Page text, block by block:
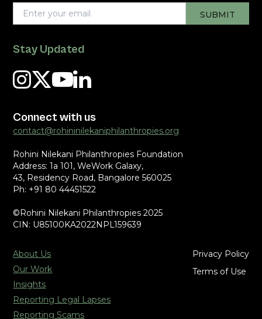
Stay Updated
Connect with us
contact@rohininilekaniphilanthropies.org
Rohini Nilekani Philanthropies Foundation
Address: 1a 101, WeWork Galaxy,
43, Residency Road, Bangalore 560025
Ph: +91 80 44451522
©Rohini Nilekani Philanthropies 2025
CIN: U85100KA2022NPL159639
About Us
Our Work
Insights
Reporting Legal Lapses
Reporting Scams
Privacy Policy
Terms of Use